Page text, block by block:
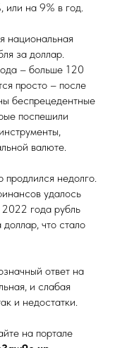
или на 9% в год.
национальная
за доллар.
– больше 120
просто – после
беспрецедентные
поспешили
валюте.
недолго.
удалось
года рубль
что стало
ответ на
и слабая
и недостатки.
на портале